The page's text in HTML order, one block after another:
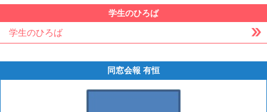
学生のひろば
学生のひろば
同窓会報 有恒